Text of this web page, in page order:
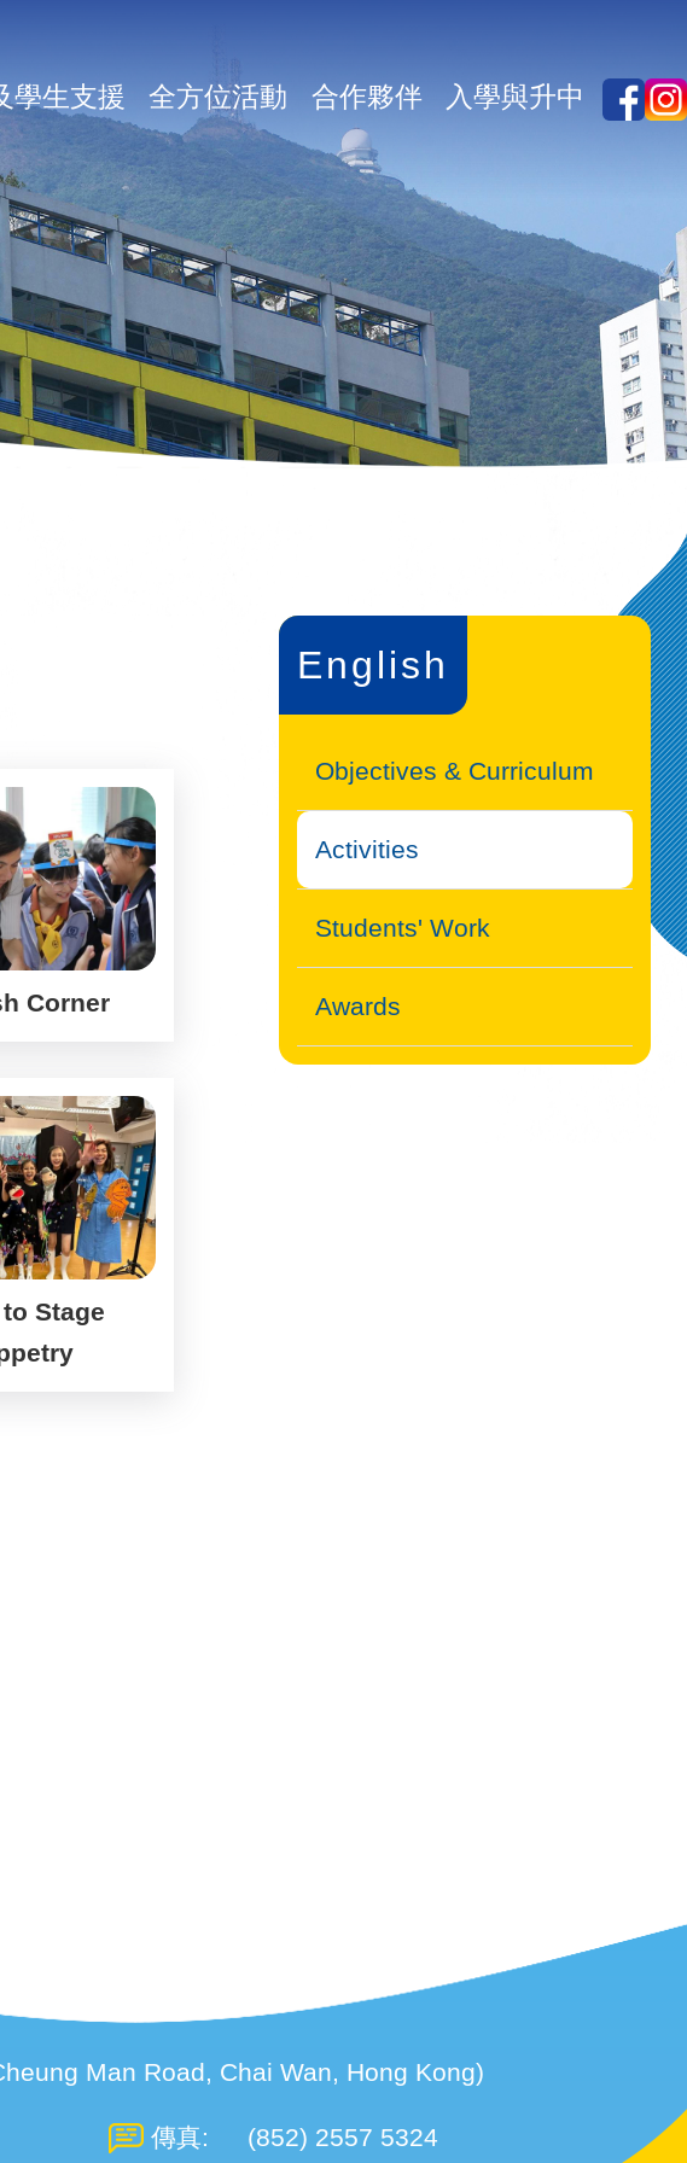
學生支援 全方位活動 合作夥伴 入學與升中
Corner
Stage
English
Objectives & Curriculum
Activities
Students' Work
Awards
Man Road, Chai Wan, Hong Kong)
傳真: (852) 2557 5324